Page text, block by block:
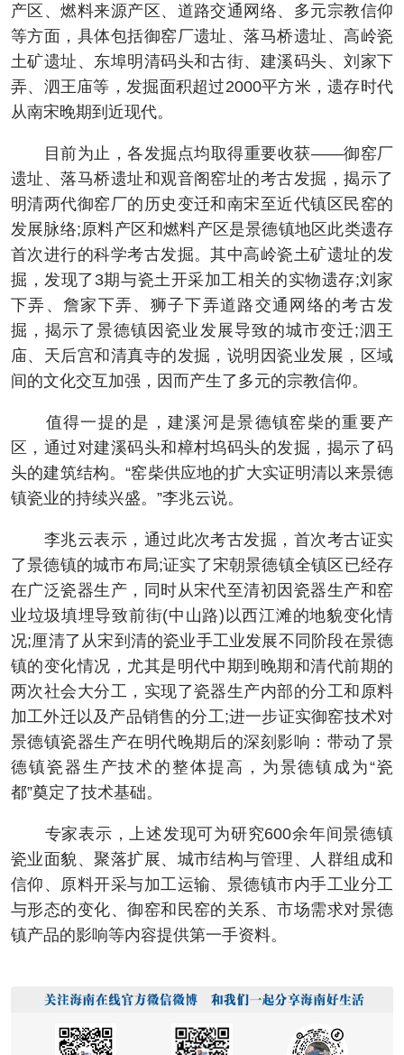
产区、燃料来源产区、道路交通网络、多元宗教信仰
等方面，具体包括御窑厂遗址、落马桥遗址、高岭瓷
土矿遗址、东埠明清码头和古街、建溪码头、刘家下
弄、泗王庙等，发掘面积超过2000平方米，遗存时代
从南宋晚期到近现代。
目前为止，各发掘点均取得重要收获——御窑厂
遗址、落马桥遗址和观音阁窑址的考古发掘，揭示了
明清两代御窑厂的历史变迁和南宋至近代镇区民窑的
发展脉络;原料产区和燃料产区是景德镇地区此类遗存
首次进行的科学考古发掘。其中高岭瓷土矿遗址的发
掘，发现了3期与瓷土开采加工相关的实物遗存;刘家
下弄、詹家下弄、狮子下弄道路交通网络的考古发
掘，揭示了景德镇因瓷业发展导致的城市变迁;泗王
庙、天后宫和清真寺的发掘，说明因瓷业发展，区域
间的文化交互加强，因而产生了多元的宗教信仰。
值得一提的是，建溪河是景德镇窑柴的重要产
区，通过对建溪码头和樟村坞码头的发掘，揭示了码
头的建筑结构。“窑柴供应地的扩大实证明清以来景德
镇瓷业的持续兴盛。”李兆云说。
李兆云表示，通过此次考古发掘，首次考古证实
了景德镇的城市布局;证实了宋朝景德镇全镇区已经存
在广泛瓷器生产，同时从宋代至清初因瓷器生产和窑
业垃圾填埋导致前街(中山路)以西江滩的地貌变化情
况;厘清了从宋到清的瓷业手工业发展不同阶段在景德
镇的变化情况，尤其是明代中期到晚期和清代前期的
两次社会大分工，实现了瓷器生产内部的分工和原料
加工外迁以及产品销售的分工;进一步证实御窑技术对
景德镇瓷器生产在明代晚期后的深刻影响：带动了景
德镇瓷器生产技术的整体提高，为景德镇成为“瓷
都”奠定了技术基础。
专家表示，上述发现可为研究600余年间景德镇
瓷业面貌、聚落扩展、城市结构与管理、人群组成和
信仰、原料开采与加工运输、景德镇市内手工业分工
与形态的变化、御窑和民窑的关系、市场需求对景德
镇产品的影响等内容提供第一手资料。